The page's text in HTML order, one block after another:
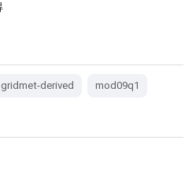
gridmet-derived mod09q1